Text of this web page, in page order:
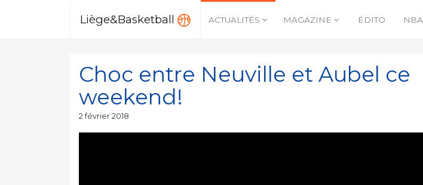
Liège&Basketball ACTUALITÉS MAGAZINE ÉDITO NBA
Choc entre Neuville et Aubel ce
weekend!
Publié
2 février 2018